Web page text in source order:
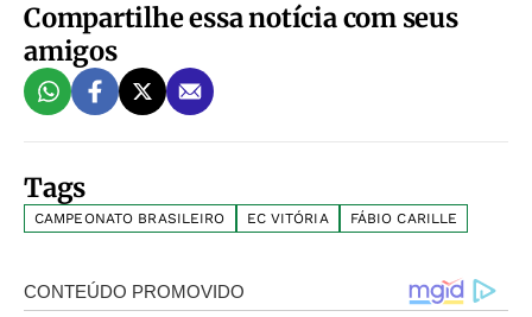
Compartilhe essa notícia com seus
amigos
Tags
CAMPEONATO BRASILEIRO EC VITÓRIA FÁBIO CARILLE